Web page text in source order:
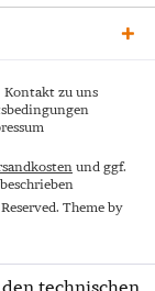
Kontakt zu uns
und ggf.
Theme by
technischen